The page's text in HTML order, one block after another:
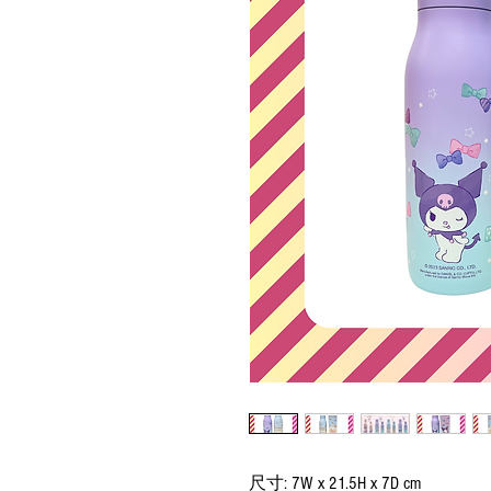
尺寸: 7W x 21.5H x 7D cm